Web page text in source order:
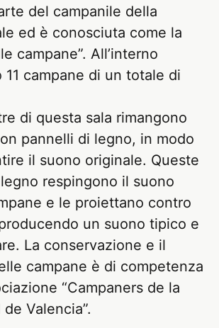
del campanile della
ed è conosciuta come la
campane”. All’interno
11 campane di un totale di
di questa sala rimangono
pannelli di legno, in modo
il suono originale. Queste
respingono il suono
e le proiettano contro
un suono tipico e
La conservazione e il
campane è di competenza
“Campaners de la
Valencia”.